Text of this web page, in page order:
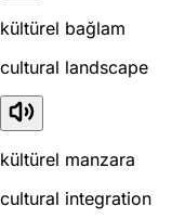
kültürel bağlam
cultural landscape
kültürel manzara
cultural integration